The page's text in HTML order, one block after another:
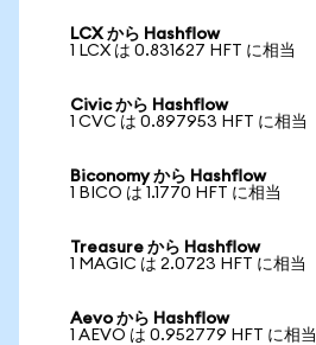
LCX から Hashflow
1 LCX は 0.831627 HFT に相当
Civic から Hashflow
1 CVC は 0.897953 HFT に相当
Biconomy から Hashflow
1 BICO は 1.1770 HFT に相当
Treasure から Hashflow
1 MAGIC は 2.0723 HFT に相当
Aevo から Hashflow
1 AEVO は 0.952779 HFT に相当